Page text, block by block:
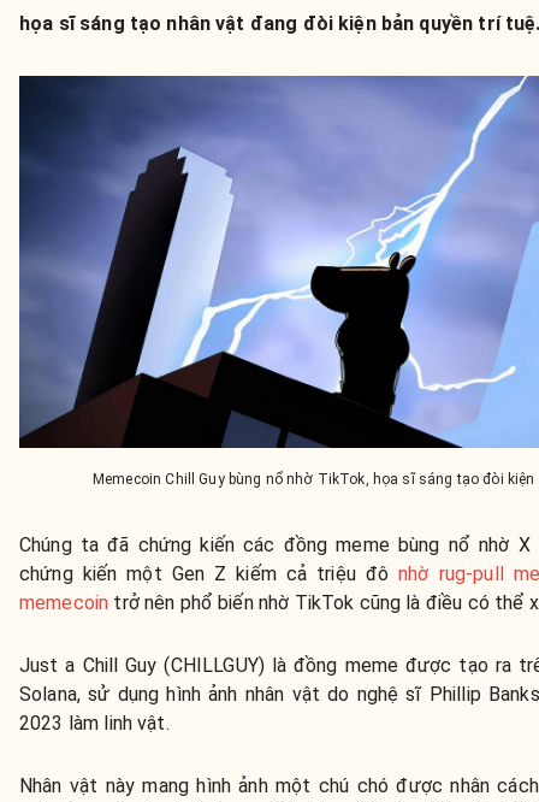
họa sĩ sáng tạo nhân vật đang đòi kiện bản quyền trí
Memecoin Chill Guy bùng nổ nhờ TikTok, họa sĩ sáng tạo đòi kiện
Chúng ta đã chứng kiến các đồng meme bùng nổ nhờ
chứng kiến một Gen Z kiếm cả triệu đônhờ rug-pull
memecoin trở nên phổ biến nhờ TikTok cũng là điều có thể
Just a Chill Guy (CHILLGUY) là đồng meme được tạo ra
Solana, sử dụng hình ảnh nhân vật do nghệ sĩ Phillip
2023 làm linh vật.
Nhân vật này mang hình ảnh một chú chó được nhân